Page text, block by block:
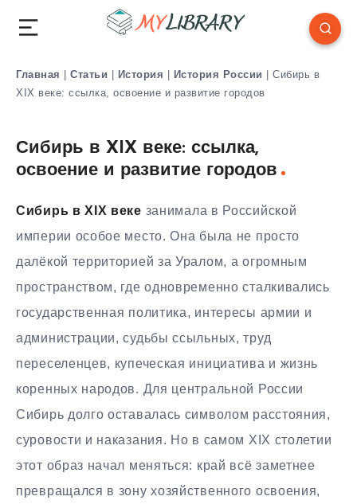
Главная | Статьи | История | История России | Сибирь в
XIX веке: ссылка, освоение и развитие городов
Сибирь в XIX веке: ссылка,
освоение и развитие городов
Сибирь в XIX веке занимала в Российской
империи особое место. Она была не просто
далёкой территорией за Уралом, а огромным
пространством, где одновременно сталкивались
государственная политика, интересы армии и
администрации, судьбы ссыльных, труд
переселенцев, купеческая инициатива и жизнь
коренных народов. Для центральной России
Сибирь долго оставалась символом расстояния,
суровости и наказания. Но в самом XIX столетии
этот образ начал меняться: край всё заметнее
превращался в зону хозяйственного освоения,